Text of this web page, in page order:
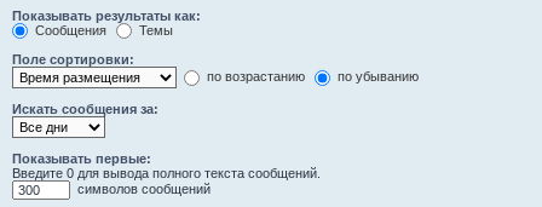
Показывать результаты как:
Сообщения
Темы
Поле сортировки:
по возрастанию
по убыванию
Искать сообщения за:
Показывать первые:
Введите 0 для вывода полного текста сообщений.
символов сообщений